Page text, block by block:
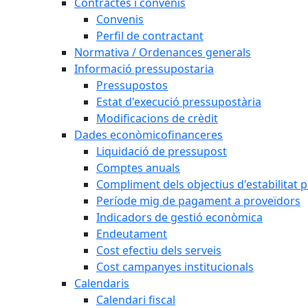
Convenis
Perfil de contractant
Normativa / Ordenances generals
Informació pressupostaria
Pressupostos
Estat d'execució pressupostària
Modificacions de crèdit
Dades econòmicofinanceres
Liquidació de pressupost
Comptes anuals
Compliment dels objectius d'estabilitat
Període mig de pagament a proveïdors
Indicadors de gestió econòmica
Endeutament
Cost efectiu dels serveis
Cost campanyes institucionals
Calendaris
Calendari fiscal